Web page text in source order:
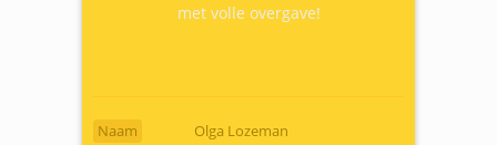
met volle overgave!
Naam
Olga Lozeman